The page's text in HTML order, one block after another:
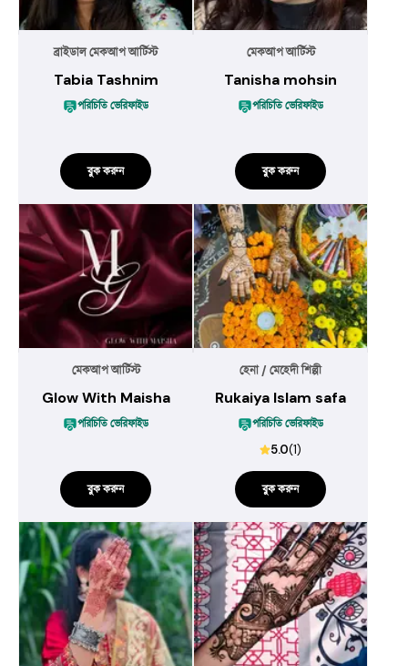
ব্রাইডাল মেকআপ আর্টিস্ট
Tabia Tashnim
পরিচিতি ভেরিফাইড
বুক করুন
মেকআপ আর্টিস্ট
Tanisha mohsin
পরিচিতি ভেরিফাইড
বুক করুন
মেকআপ আর্টিস্ট
Glow With Maisha
পরিচিতি ভেরিফাইড
বুক করুন
হেনা / মেহেদী শিল্পী
Rukaiya Islam safa
পরিচিতি ভেরিফাইড
5.0(1)
বুক করুন